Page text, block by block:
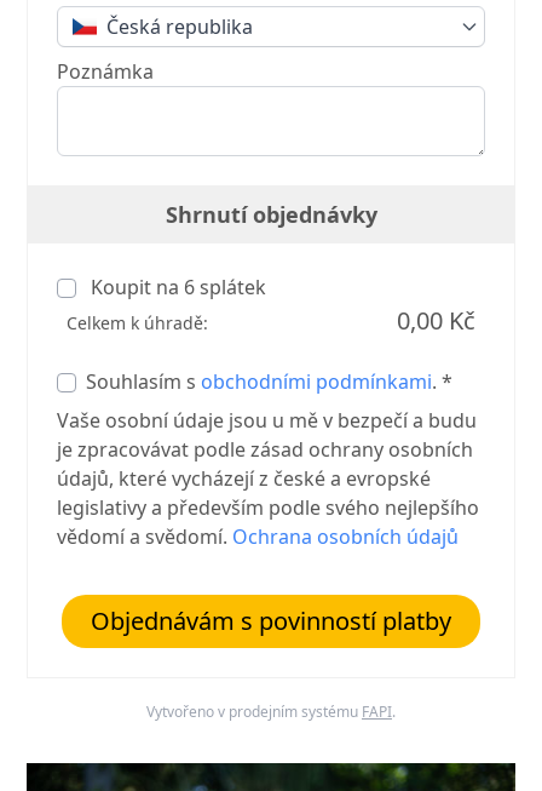
Česká republika
Poznámka
Shrnutí objednávky
Koupit na 6splátek
Celkem k úhradě: 0,00 Kč
Souhlasím s obchodními podmínkami. *
Vaše osobní údaje jsou u mě v bezpečí a budu
je zpracovávat podle zásad ochrany osobních
údajů, které vycházejí z české a evropské
legislativy a především podle svého nejlepšího
vědomí a svědomí. Ochrana osobních údajů
Objednávám s povinností platby
Vytvořeno v prodejním systému FAPI.